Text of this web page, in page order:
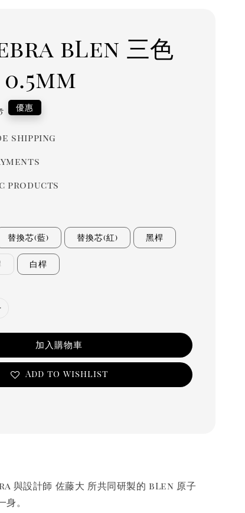
bLen 三色
優惠
shipping
products
替換芯(藍) 替換芯(紅) 黑桿
白桿
加入購物車
Add to wishlist
與設計師 佐藤大 所共同研製的 bLen 原子
。